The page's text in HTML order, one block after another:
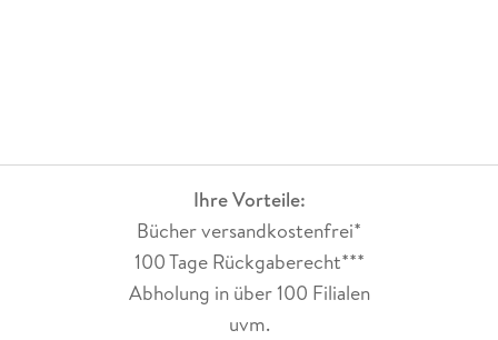
Ihre Vorteile:
Bücher versandkostenfrei*
100 Tage Rückgaberecht***
Abholung in über 100 Filialen
uvm.